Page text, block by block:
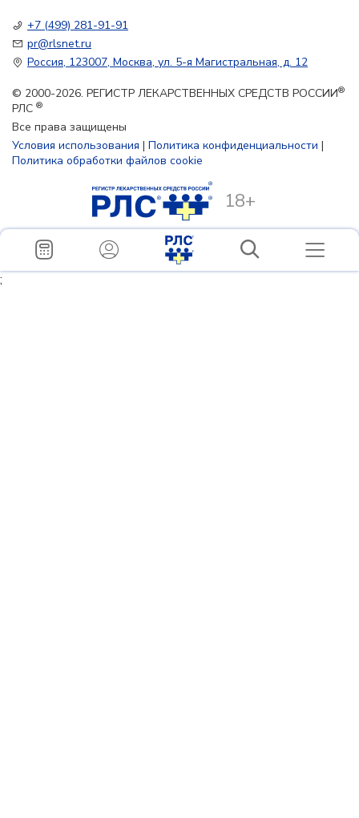
+7 (499) 281-91-91
pr@rlsnet.ru
Россия, 123007, Москва, ул. 5-я Магистральная, д. 12
© 2000-2026. РЕГИСТР ЛЕКАРСТВЕННЫХ СРЕДСТВ РОССИИ®
РЛС ®
Все права защищены
Условия использования | Политика конфиденциальности |
Политика обработки файлов cookie
18+
;